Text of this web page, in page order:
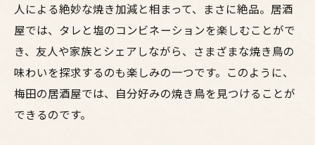
人による絶妙な焼き加減と相まって、まさに絶品。居酒
屋では、タレと塩のコンビネーションを楽しむことがで
き、友人や家族とシェアしながら、さまざまな焼き鳥の
味わいを探求するのも楽しみの一つです。このように、
梅田の居酒屋では、自分好みの焼き鳥を見つけることが
できるのです。